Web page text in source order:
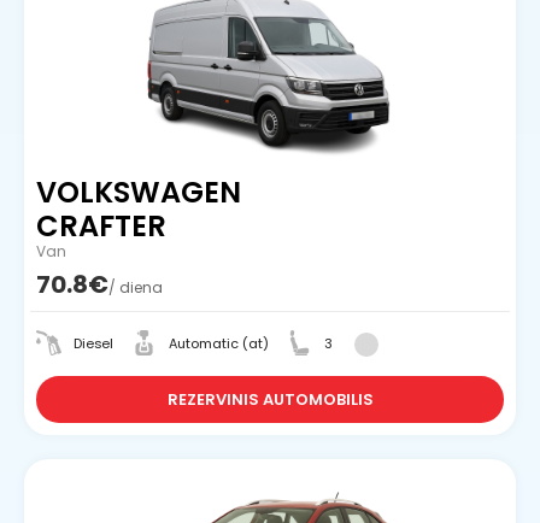
VOLKSWAGEN
CRAFTER
Van
70.8€/ diena
Diesel Automatic (at) 3
REZERVINIS AUTOMOBILIS